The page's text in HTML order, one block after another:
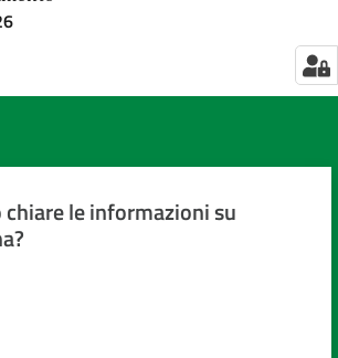
chiare le informazioni su